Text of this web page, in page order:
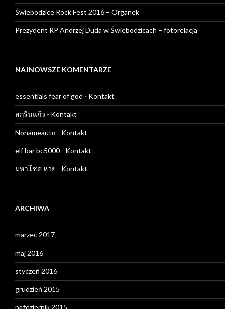
Świebodzice Rock Fest 2016 – Organek
Prezydent RP Andrzej Duda w Świebodzicach – fotorelacja
NAJNOWSZE KOMENTARZE
essentials fear of god - Kontakt
สกรีนแก้ว - Kontakt
Nonameauto - Kontakt
elf bar bc5000 - Kontakt
มหาโชค หวย - Kontakt
ARCHIWA
marzec 2017
maj 2016
styczeń 2016
grudzień 2015
październik 2015